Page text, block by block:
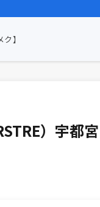
】
）宇都宮